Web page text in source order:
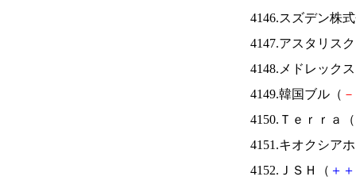
4146.スズデン株
4147.アスタリス
4148.メドレック
4149.韓国ブル（ －
4150.Ｔｅｒｒａ（
4151.キオクシア
4152.ＪＳＨ（ ＋ ＋